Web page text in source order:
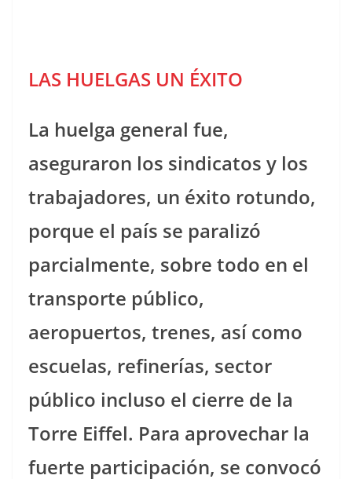
LAS HUELGAS UN ÉXITO
La huelga general fue,
aseguraron los sindicatos y los
trabajadores, un éxito rotundo,
porque el país se paralizó
parcialmente, sobre todo en el
transporte público,
aeropuertos, trenes, así como
escuelas, refinerías, sector
público incluso el cierre de la
Torre Eiffel. Para aprovechar la
fuerte participación, se convocó